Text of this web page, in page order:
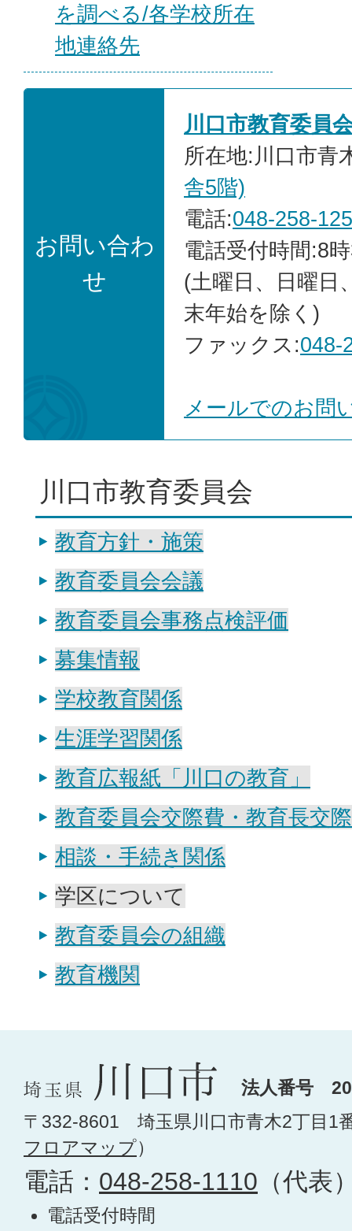
を調べる/各学校所在
地連絡先
お問い合わ
せ
川口市教育委員
所在地:川口市青
舎5階)
電話:048-258-
電話受付時間:8
(土曜日、日曜日
末年始を除く)
ファックス:048-
メールでのお問
川口市教育委員会
教育方針・施策
教育委員会会議
教育委員会事務点検評価
募集情報
学校教育関係
生涯学習関係
教育広報紙「川口の教育」
教育委員会交際費・教育長交
相談・手続き関係
学区について
教育委員会の組織
教育機関
法人番号
〒332-8601 埼玉県川口市青木2丁目1
フロアマップ）
電話： 048-258-1110 （代表
電話受付時間